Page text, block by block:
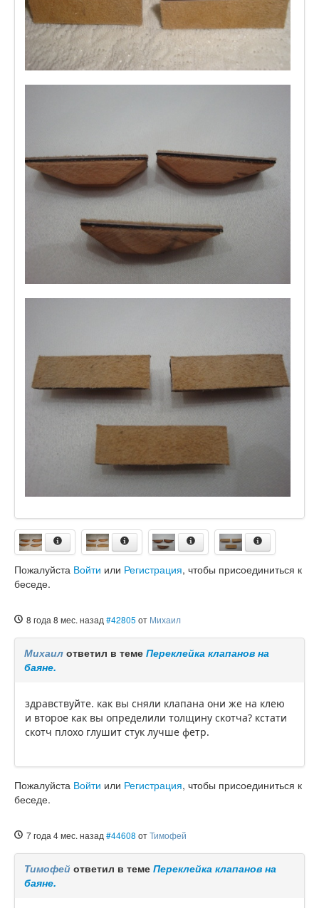
Пожалуйста Войти или Регистрация, чтобы присоединиться к
беседе.
8 года 8 мес. назад #42805 от Михаил
Михаил ответил в теме Переклейка клапанов на
баяне.
здравствуйте. как вы сняли клапана они же на клею
и второе как вы определили толщину скотча? кстати
скотч плохо глушит стук лучше фетр.
Пожалуйста Войти или Регистрация, чтобы присоединиться к
беседе.
7 года 4 мес. назад #44608 отТимофей
Тимофей ответил в теме Переклейка клапанов на
баяне.